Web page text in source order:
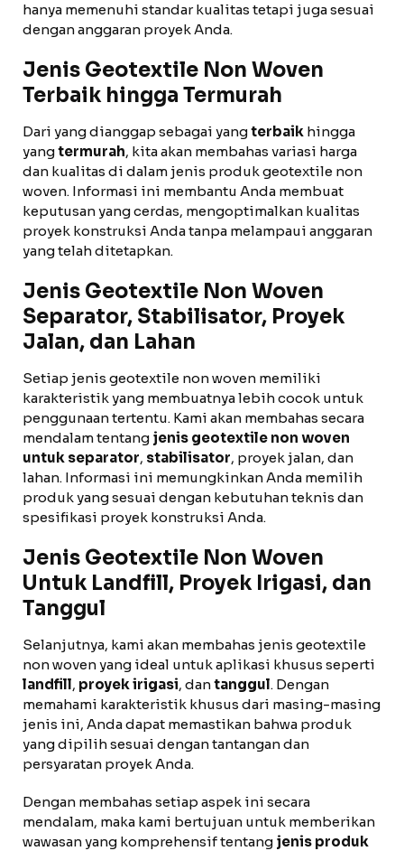
hanya memenuhi standar kualitas tetapi juga sesuai
dengan anggaran proyek Anda.
Jenis Geotextile Non Woven
Terbaik hingga Termurah
Dari yang dianggap sebagai yangterbaik hingga
yangtermurah, kita akan membahas variasi harga
dan kualitas di dalam jenis produk geotextile non
woven. Informasi ini membantu Anda membuat
keputusan yang cerdas, mengoptimalkan kualitas
proyek konstruksi Anda tanpa melampaui anggaran
yang telah ditetapkan.
Jenis Geotextile Non Woven
Separator, Stabilisator, Proyek
Jalan, dan Lahan
Setiap jenis geotextile non woven memiliki
karakteristik yang membuatnya lebih cocok untuk
penggunaan tertentu. Kami akan membahas secara
mendalam tentang jenis geotextile non woven
untuk separator, stabilisator, proyek jalan, dan
lahan. Informasi ini memungkinkan Anda memilih
produk yang sesuai dengan kebutuhan teknis dan
spesifikasi proyek konstruksi Anda.
Jenis Geotextile Non Woven
Untuk Landfill, Proyek Irigasi, dan
Tanggul
Selanjutnya, kami akan membahas jenis geotextile
non woven yang ideal untuk aplikasi khusus seperti
landfill, proyek irigasi, dantanggul. Dengan
memahami karakteristik khusus dari masing-masing
jenis ini, Anda dapat memastikan bahwa produk
yang dipilih sesuai dengan tantangan dan
persyaratan proyek Anda.
Dengan membahas setiap aspek ini secara
mendalam, maka kami bertujuan untuk memberikan
wawasan yang komprehensif tentang jenis produk